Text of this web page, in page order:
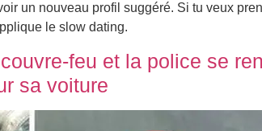
un nouveau profil suggéré. Si tu veux
le slow dating.
feu et la police se
sa voiture